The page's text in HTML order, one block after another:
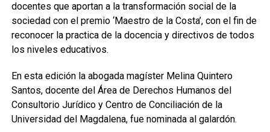
docentes que aportan a la transformación social de la
sociedad con el premio ‘Maestro de la Costa’, con el fin de
reconocer la practica de la docencia y directivos de todos
los niveles educativos.
En esta edición la abogada magíster Melina Quintero
Santos, docente del Área de Derechos Humanos del
Consultorio Jurídico y Centro de Conciliación de la
Universidad del Magdalena, fue nominada al galardón.